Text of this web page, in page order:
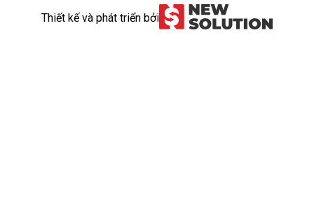
Thiết kế và phát triển bởi